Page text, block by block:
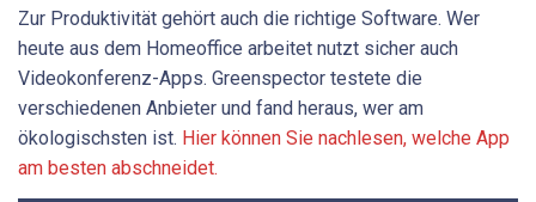
Zur Produktivität gehört auch die richtige Software. Wer
heute aus dem Homeoffice arbeitet nutzt sicher auch
Videokonferenz-Apps. Greenspector testete die
verschiedenen Anbieter und fand heraus, wer am
ökologischsten ist. Hier können Sie nachlesen, welche App
am besten abschneidet.